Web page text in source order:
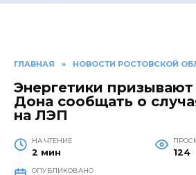
ГЛАВНАЯ » НОВОСТИ РОСТОВСКОЙ
Энергетики
Дона сообщать о
на ЛЭП
НА ЧТЕНИЕ
2 мин 124
ОПУБЛИКОВАНО